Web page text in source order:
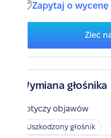
Zapytaj o wycenę
Zleć
Wymiana głośnika
Dotyczy objawów
Uszkodzony głośnik